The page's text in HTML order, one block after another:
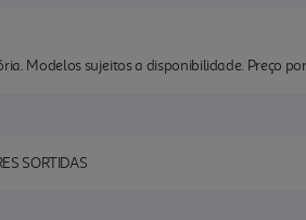
Modelos sujeitos a disponibilidade. Preço
SORTIDAS